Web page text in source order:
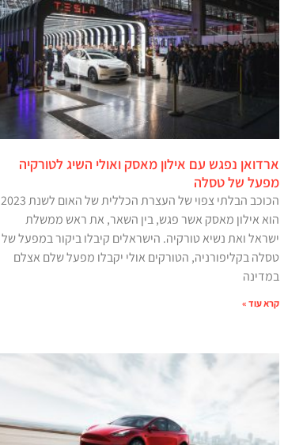
ארדואן נפגש עם אילון מאסק ואולי השיג לטורקיה
מפעל של טסלה
הכוכב הבלתי צפוי של העצרת הכללית של האום לשנת 2023
הוא אילון מאסק אשר פגש, בין השאר, את ראש ממשלת
ישראל ואת נשיא טורקיה. הישראלים קיבלו ביקור במפעל של
טסלה בקליפורניה, הטורקים אולי יקבלו מפעל שלם אצלם
במדינה
קרא עוד »